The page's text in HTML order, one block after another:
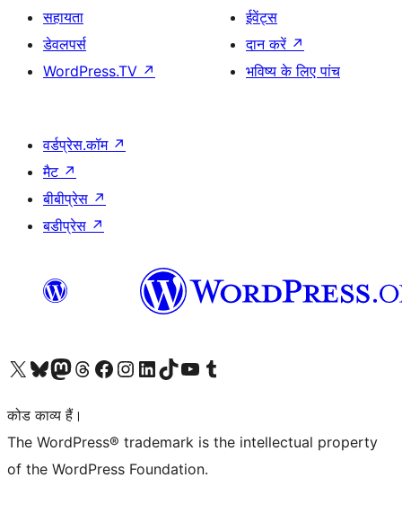
सहायता
डेवलपर्स
WordPress.TV ↗
ईवेंट्स
दान करें ↗
भविष्य के लिए पांच
वर्डप्रेस.कॉम ↗
मैट ↗
बीबीप्रेस ↗
बडीप्रेस ↗
Visit our X (formerly Twitter) account
हमारे बलुस्की खाते पर जाएँVisit our Mastodon account
हमारे थ्रेड्स अकाउंट पर जाएंहमारे फेसबुक पेज पर जाएँहमारे इंस्टाग्राम अकाउंट पर जाएंहमारे लिंक्डइन खाते पर जाएँहमारे टिकटॉक खाते पर जाएँहमारे यूट्यूब चैनल पर जाएंहमारे Tumblr खाते पर जाएँ
कोड काव्य हैं।
The WordPress® trademark is the intellectual property
of the WordPress Foundation.